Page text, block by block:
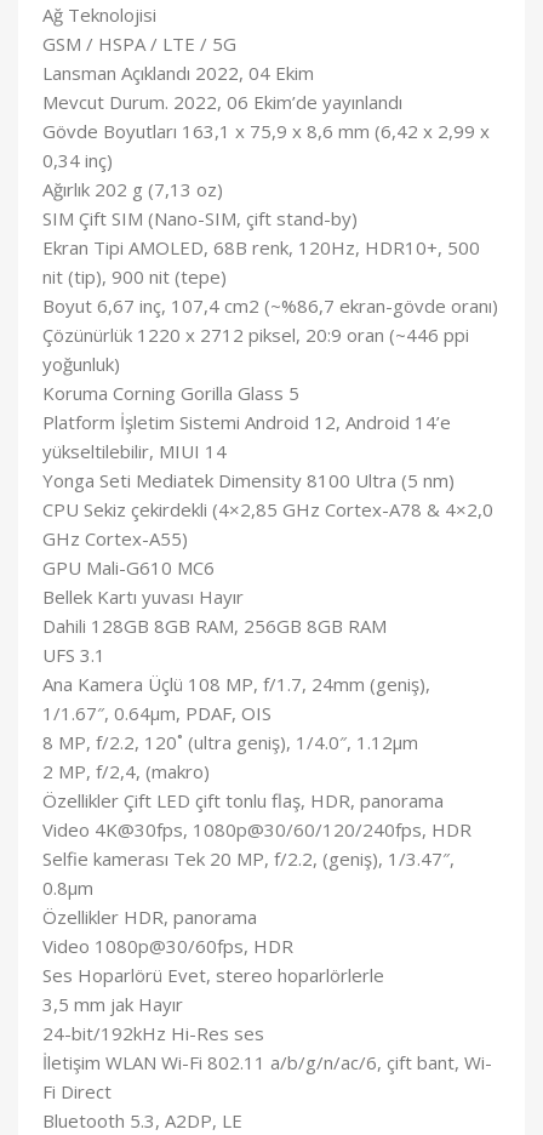
Ağ Teknolojisi
GSM / HSPA / LTE / 5G
Lansman Açıklandı 2022, 04 Ekim
Mevcut Durum. 2022, 06 Ekim’de yayınlandı
Gövde Boyutları 163,1 x 75,9 x 8,6 mm (6,42 x 2,99 x
0,34 inç)
Ağırlık 202 g (7,13 oz)
SIM Çift SIM (Nano-SIM, çift stand-by)
Ekran Tipi AMOLED, 68B renk, 120Hz, HDR10+, 500
nit (tip), 900 nit (tepe)
Boyut 6,67 inç, 107,4 cm2 (~%86,7 ekran-gövde oranı)
Çözünürlük 1220 x 2712 piksel, 20:9 oran (~446 ppi
yoğunluk)
Koruma Corning Gorilla Glass 5
Platform İşletim Sistemi Android 12, Android 14’e
yükseltilebilir, MIUI 14
Yonga Seti Mediatek Dimensity 8100 Ultra (5 nm)
CPU Sekiz çekirdekli (4×2,85 GHz Cortex-A78 & 4×2,0
GHz Cortex-A55)
GPU Mali-G610 MC6
Bellek Kartı yuvası Hayır
Dahili 128GB 8GB RAM, 256GB 8GB RAM
UFS 3.1
Ana Kamera Üçlü 108 MP, f/1.7, 24mm (geniş),
1/1.67″, 0.64µm, PDAF, OIS
8 MP, f/2.2, 120˚ (ultra geniş), 1/4.0″, 1.12µm
2 MP, f/2,4, (makro)
Özellikler Çift LED çift tonlu flaş, HDR, panorama
Video 4K@30fps, 1080p@30/60/120/240fps, HDR
Selfie kamerası Tek 20 MP, f/2.2, (geniş), 1/3.47″,
0.8µm
Özellikler HDR, panorama
Video 1080p@30/60fps, HDR
Ses Hoparlörü Evet, stereo hoparlörlerle
3,5 mm jak Hayır
24-bit/192kHz Hi-Res ses
İletişim WLAN Wi-Fi 802.11 a/b/g/n/ac/6, çift bant, Wi-
Fi Direct
Bluetooth 5.3, A2DP, LE